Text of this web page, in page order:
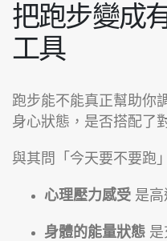
把跑步變成
工具
跑步能不能真正幫助你
身心狀態，是否搭配了
與其問「今天要不要跑
心理壓力感受 是高
身體的能量狀態 是